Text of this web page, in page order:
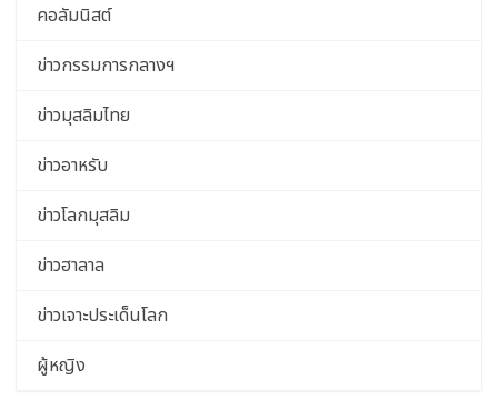
คอลัมนิสต์
ข่าวกรรมการกลางฯ
ข่าวมุสลิมไทย
ข่าวอาหรับ
ข่าวโลกมุสลิม
ข่าวฮาลาล
ข่าวเจาะประเด็นโลก
ผู้หญิง